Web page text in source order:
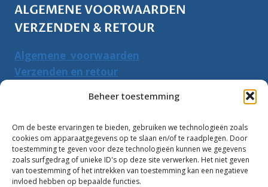
Beheer toestemming
Om de beste ervaringen te bieden, gebruiken we technologieën zoals
cookies om apparaatgegevens op te slaan en/of te raadplegen. Door
toestemming te geven voor deze technologieën kunnen we gegevens
zoals surfgedrag of unieke ID's op deze site verwerken. Het niet geven
van toestemming of het intrekken van toestemming kan een negatieve
invloed hebben op bepaalde functies.
ALGEMENE VOORWAARDEN
VERZENDEN & RETOUR
Algemene voorwaarden
Verzenden en retour
PRODUCTEN ZOEKEN
Zoeken
naar:
Zoeken